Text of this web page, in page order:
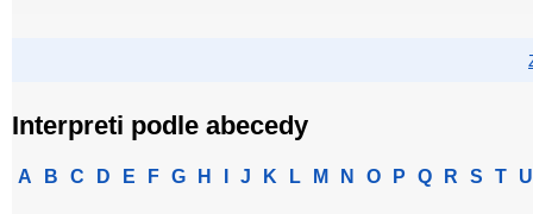
Interpreti podle abecedy
A B C D E F G H J K L M N O P Q R S T U